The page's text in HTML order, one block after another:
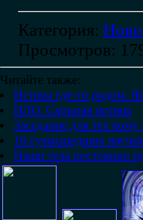
Категория:
Просмотров:
Читайте также:
Истина где-то рядом.
НЛО. Скрытая истина
Заседание для тех
10 сумасшедших
Наши тела постоянно